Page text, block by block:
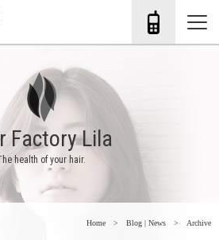
Factory Lila
health of your hair.
Home Blog | News Archive